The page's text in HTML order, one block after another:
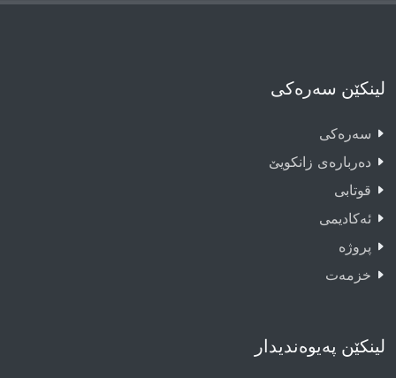
لینکێن سەرەکی
سەرەکى
دەربارەى زانکویێ
قوتابى
ئەکادیمى
پروژە
خزمەت
لینکێن پەیوەندیدار